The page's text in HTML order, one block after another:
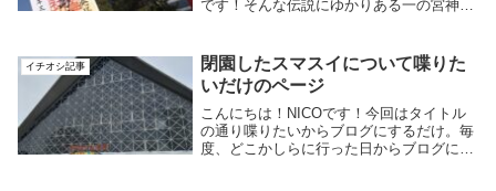
です！そんな伝説にゆかりある一の宮神社
イチオシ記事
閉園したスマスイについて喋りた
いだけのページ
こんにちは！NICOです！今回はタイトル
の通り喋りたいからブログにするだけ。毎
度、どこかしらに行った日からブログにす